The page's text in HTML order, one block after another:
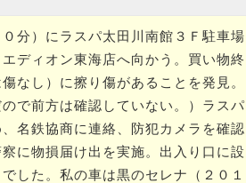
分）にラスパ太田川南館３Ｆ駐車場
ディオン東海店へ向かう。買い物終
なし）に擦り傷があることを発見。
で前方は確認していない。）ラスパ
名鉄協商に連絡、防犯カメラを確認
に物損届け出を実施。出入り口に設
した。私の車は黒のセレナ（２０１